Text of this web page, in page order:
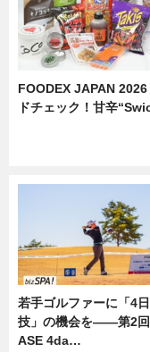
FOODEX JAPAN
ドチェック！甘辛
若手ゴルファーに「4
技」の機会を——第2
ASE 4da…